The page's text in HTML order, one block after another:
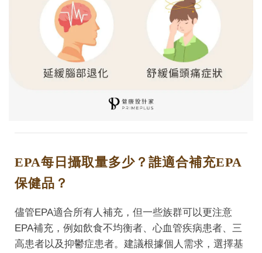
EPA每日攝取量多少？誰適合補充EPA
保健品？
儘管EPA適合所有人補充，但一些族群可以更注意
EPA補充，例如飲食不均衡者、心血管疾病患者、三
高患者以及抑鬱症患者。建議根據個人需求，選擇基